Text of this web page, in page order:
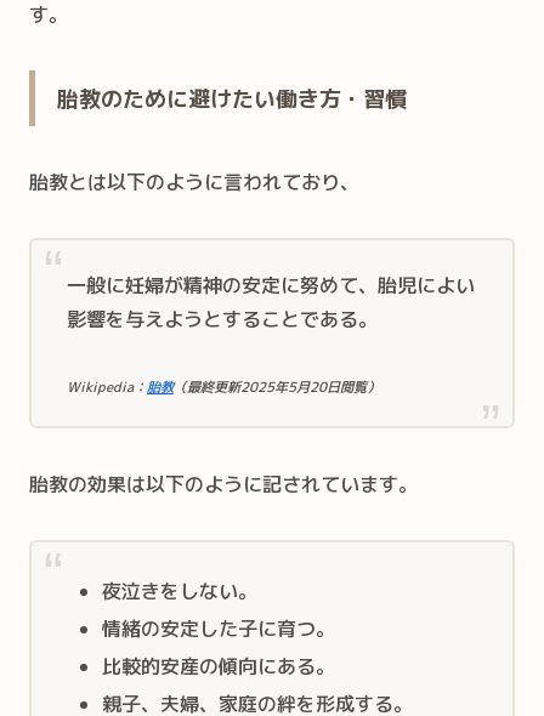
す。
胎教のために避けたい働き方・習慣
胎教とは以下のように言われており、
一般に妊婦が精神の安定に努めて、胎児によい
影響を与えようとすることである。
Wikipedia：胎教（最終更新2025年5月20日閲覧）
胎教の効果は以下のように記されています。
夜泣きをしない。
情緒の安定した子に育つ。
比較的安産の傾向にある。
親子、夫婦、家庭の絆を形成する。